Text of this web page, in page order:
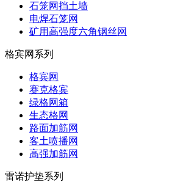
石笼网挡土墙
电焊石笼网
矿用高强度六角钢丝网
格宾网系列
格宾网
赛克格宾
绿格网箱
生态格网
路面加筋网
客土喷播网
高强加筋网
雷诺护垫系列